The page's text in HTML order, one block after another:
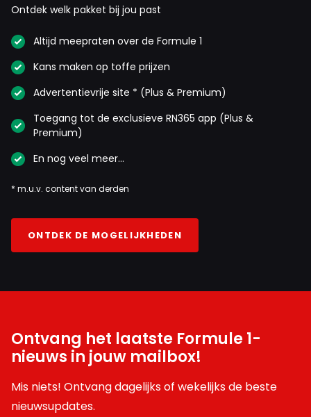
Meepraten? Dat kan! Je hoeft je alleen maar aan te
melden met een RN365-account.
INLOGGEN
Ontdek welk pakket bij jou past
Altijd meepraten over de Formule 1
Kans maken op toffe prijzen
Advertentievrije site * (Plus & Premium)
Toegang tot de exclusieve RN365 app (Plus &
Premium)
En nog veel meer…
* m.u.v. content van derden
ONTDEK DE MOGELIJKHEDEN
Ontvang het laatste Formule 1-
nieuws in jouw mailbox!
Mis niets! Ontvang dagelijks of wekelijks de beste
nieuwsupdates.